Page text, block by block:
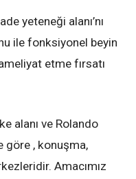
yeteneği alanı’nı
ile fonksiyonel beyin
etme fırsatı
alanı ve Rolando
göre , konuşma,
Amacımız